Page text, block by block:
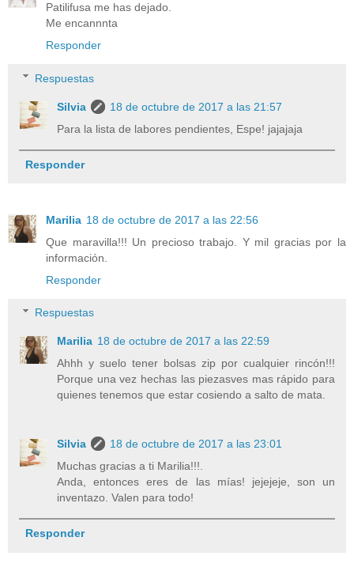
Patilifusa me has dejado.
Me encannnta
Responder
Respuestas
Silvia
18 de octubre de 2017 a las 21:57
Para la lista de labores pendientes, Espe! jajajaja
Responder
Marilia 18 de octubre de 2017 a las 22:56
Que maravilla!!! Un precioso trabajo. Y mil gracias por la
información.
Responder
Respuestas
Marilia 18 de octubre de 2017 a las 22:59
Ahhh y suelo tener bolsas zip por cualquier rincón!!!
Porque una vez hechas las piezasves mas rápido para
quienes tenemos que estar cosiendo a salto de mata.
Silvia
18 de octubre de 2017 a las 23:01
Muchas gracias a ti Marilia!!!.
Anda, entonces eres de las mías! jejejeje, son un
inventazo. Valen para todo!
Responder